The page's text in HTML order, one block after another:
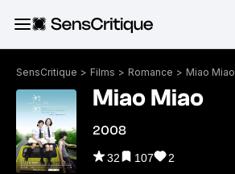
SensCritique > Films > Romance > Miao Miao
Miao Miao
2008
32 107 2